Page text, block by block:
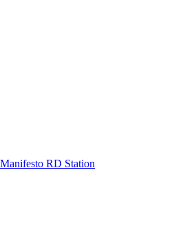
Manifesto RD Station